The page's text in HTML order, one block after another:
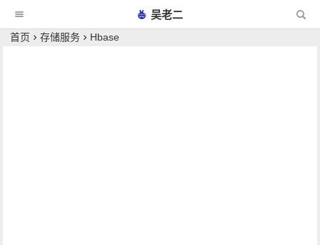
吴老二
首页 存储服务 Hbase